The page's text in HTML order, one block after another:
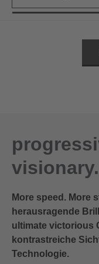
visionary.
More speed. More
herausragende
ultimate victorious
kontrastreiche
Technologie.